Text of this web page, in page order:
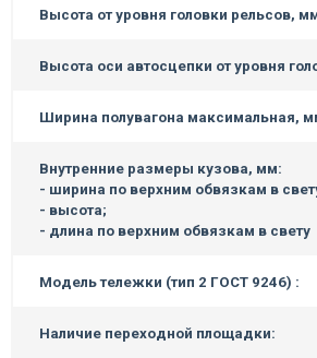
Высота от уровня головки рельсов,
Высота оси автосцепки от уровня
Ширина полувагона максимальная,
Внутренние размеры кузова, мм:
- ширина по верхним обвязкам в
- высота;
- длина по верхним обвязкам в свету
Модель тележки (тип 2 ГОСТ 9246) :
Наличие переходной площадки: